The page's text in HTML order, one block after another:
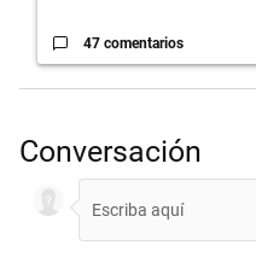
47 comentarios
Conversación